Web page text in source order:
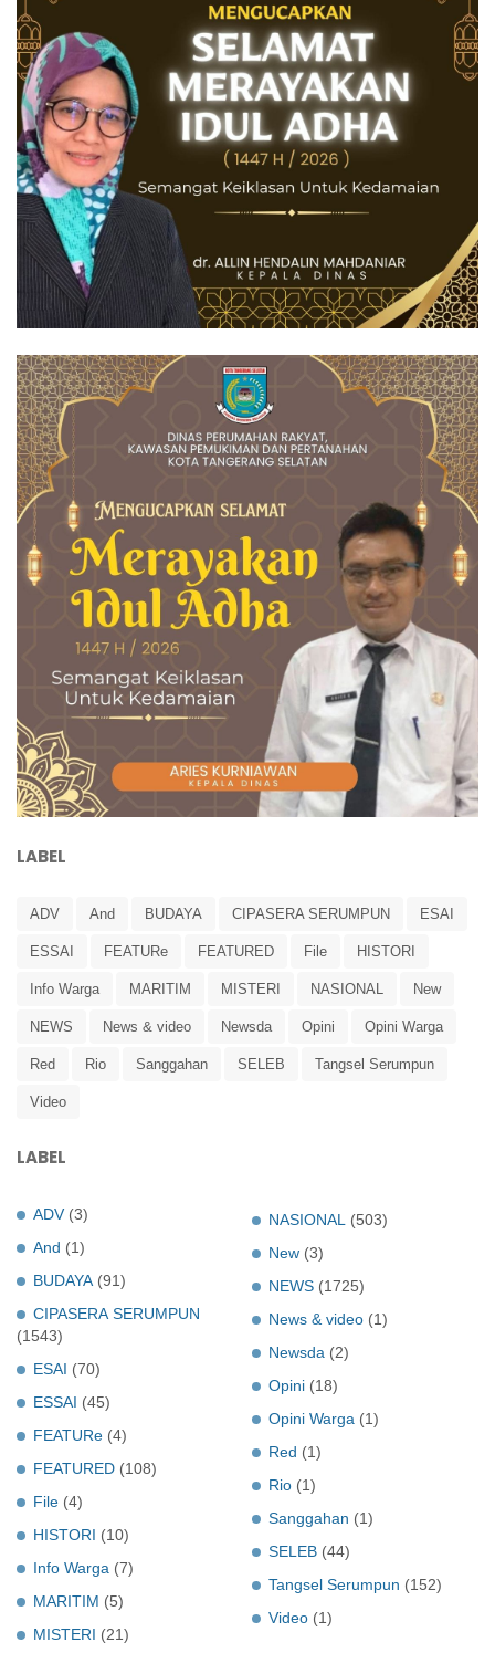
LABEL
ADV And BUDAYA CIPASERA SERUMPUN ESAI
ESSAI FEATURe FEATURED File HISTORI
Info Warga MARITIM MISTERI NASIONAL New
NEWS News & video Newsda Opini Opini Warga
Red Rio Sanggahan SELEB Tangsel Serumpun
Video
LABEL
ADV (3)
And (1)
BUDAYA (91)
CIPASERA SERUMPUN
(1543)
ESAI (70)
ESSAI (45)
FEATURe (4)
FEATURED (108)
File (4)
HISTORI (10)
Info Warga (7)
MARITIM (5)
MISTERI (21)
NASIONAL
(503)
New (3)
NEWS (1725)
News & video (1)
Newsda (2)
Opini (18)
Opini Warga (1)
Red (1)
Rio (1)
Sanggahan (1)
SELEB (44)
Tangsel Serumpun (152)
Video (1)